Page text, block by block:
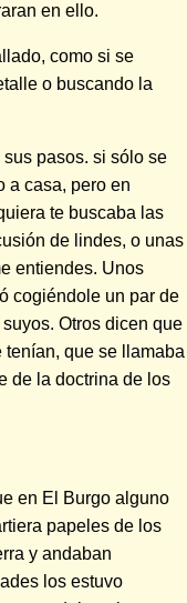
en ello.
como si se
o buscando la
pasos. si sólo se
a casa, pero en
te buscaba las
de lindes, o unas
entiendes. Unos
cogiéndole un par de
Otros dicen que
que se llamaba
de la doctrina de los
en El Burgo alguno
papeles de los
y andaban
los estuvo